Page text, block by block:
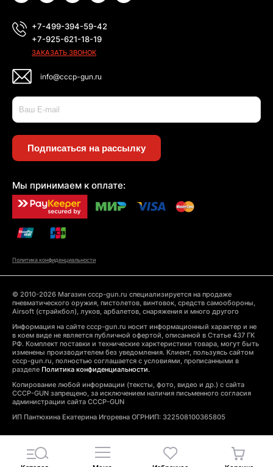
+7-499-394-59-42
+7-925-621-18-19
ЗАКАЗАТЬ ЗВОНОК
info@cccp-gun.ru
Подписаться на рассылку
Мы принимаем к оплате:
Политика конфиденциальности
© 2010-2026 Магазин cccp-gun.ru специализируется на продаже
пневматического оружия, пистолетов, винтовок, средств самообороны,
Airsoft (страйкбол), луков, арбалетов, снаряжения и много другого
Информация на сайте cccp-gun.ru носит информационный характер и не
в коем виде не является публичной офертой, описанной в Статье 437 ГК
РФ. Комплект поставки и технические харктеристики товара, могут быть
изменены производителем без уведомления. Клиент, пользуясь сайтом
cccp-gun.ru, полностью соглашается с условиями, прописанными в
разделе Политика конфиденциальности.
Копирование любой информации (тексты, фото, видео и др.) с сайта
CCCP-GUN запрещено, за исключением наличия письменного согласия
администрации сайта CCCP-GUN
ИП Пантюхина Екатерина Игоревна ОГРНИП: 322508100365805